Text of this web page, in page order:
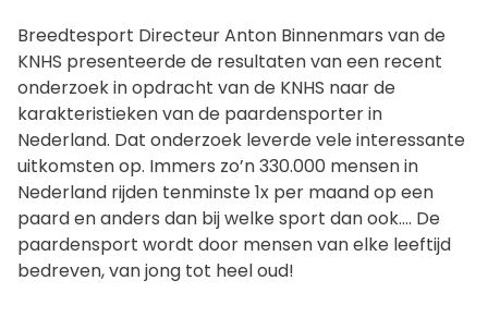
Breedtesport Directeur Anton Binnenmars van de
KNHS presenteerde de resultaten van een recent
onderzoek in opdracht van de KNHS naar de
karakteristieken van de paardensporter in
Nederland. Dat onderzoek leverde vele interessante
uitkomsten op. Immers zo’n 330.000 mensen in
Nederland rijden tenminste 1x per maand op een
paard en anders dan bij welke sport dan ook…. De
paardensport wordt door mensen van elke leeftijd
bedreven, van jong tot heel oud!